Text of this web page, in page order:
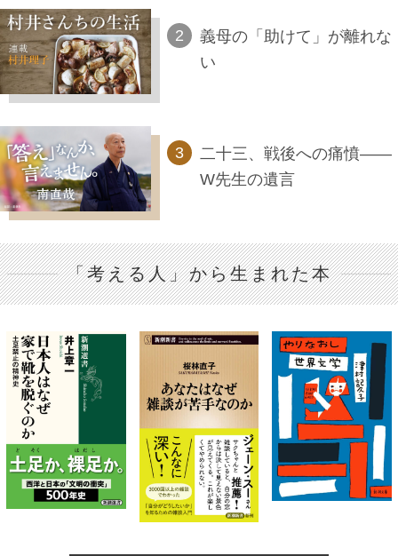
義母の「助けて」が離れな
い
二十三、戦後への痛憤――
W先生の遺言
「考える人」から生まれた本